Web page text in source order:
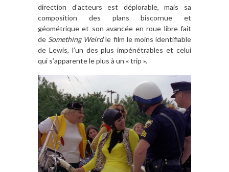
direction d’acteurs est déplorable, mais sa
composition des plans biscornue et
géométrique et son avancée en roue libre fait
de Something Weirdle film le moins identifiable
de Lewis, l’un des plus impénétrables et celui
qui s’apparente le plus à un « trip ».